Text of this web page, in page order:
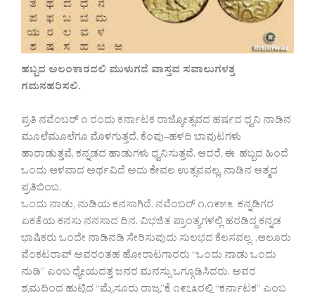
ಹಬ್ಬದ ಅಲಂಕಾರದಲಿ ಮುಳುಗದೆ ವಾಸ್ತವ ಸವಾಲುಗಳತ್ತ
ಗಮನಹರಿಸಲಿ.
ಪ್ರತಿ ನವೆಂಬರ್ ೧ ರಂದು ಕರ್ನಾಟಕ ರಾಜ್ಯೋತ್ಸವದ ಹರ್ಷದ ಧ್ವನಿ ನಾಡಿನ
ಮೂಲೆಮೂಲೆಗೂ ಮೊಳಗುತ್ತದೆ. ಕೆಂಪು–ಹಳದಿ ಬಾವುಟಗಳು
ಹಾರಾಡುತ್ತವೆ, ಕನ್ನಡದ ಹಾಡುಗಳು ಧ್ವನಿಸುತ್ತವೆ. ಆದರೆ, ಈ ಹಬ್ಬದ ಹಿಂದೆ
ಒಂದು ಆಳವಾದ ಅರ್ಥವಿದೆ ಅದು ಕೇವಲ ಉತ್ಸವವಲ್ಲ, ನಾಡಿನ ಆತ್ಮದ
ಪ್ರತಿಬಿಂಬ.
ಒಂದು ನಾಡು, ನುಡಿಯ ಕನಸಾಗಿದೆ. ನವೆಂಬರ್ ೧,೧೯೫೬ ಕನ್ನಡಿಗರ
ಏಕತೆಯ ಕನಸು ನನಸಾದ ದಿನ. ವಿಭಜಿತ ಪ್ರಾಂತ್ಯಗಳಲ್ಲಿ ಹರಡಿದ್ದ ಕನ್ನಡ
ಭಾಷಿಕರು ಒಂದೇ ನಾಡಿನಡಿ ಸೇರಿಸುವುದು ಸುಲಭದ ಕೆಲಸವಲ್ಲ. ,ಆಲೂರು
ವೆಂಕಟರಾವ್ ಅವರಂತಹ ಹೋರಾಟಗಾರರು “ಒಂದು ನಾಡು ಒಂದು
ನುಡಿ” ಎಂಬ ಧ್ಯೇಯದತ್ತ ಜನರ ಮನಸ್ಸು ಒಗ್ಗೂಡಿಸಿದರು. ಅವರ